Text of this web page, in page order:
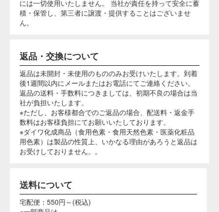
ろに保管してください。
水周りや湿気の多い場所に置かないでください。
使用後の染め液はなるべく下水に廃棄してくださ